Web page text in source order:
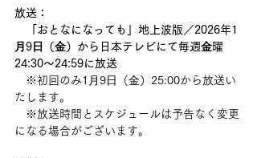
放送：
「おとなになっても」地上波版／2026年1
⽉9⽇（⾦）から日本テレビにて毎週⾦曜
24:30〜24:59に放送
※初回のみ1⽉9⽇（⾦）25:00から放送い
たします。
※放送時間とスケジュールは予告なく変更
になる場合がございます。